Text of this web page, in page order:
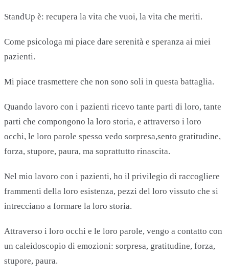
StandUp è: recupera la vita che vuoi, la vita che meriti.
Come psicologa mi piace dare serenità e speranza ai miei
pazienti.
Mi piace trasmettere che non sono soli in questa battaglia.
Quando lavoro con i pazienti ricevo tante parti di loro, tante
parti che compongono la loro storia, e attraverso i loro
occhi, le loro parole spesso vedo sorpresa,sento gratitudine,
forza, stupore, paura, ma soprattutto rinascita.
Nel mio lavoro con i pazienti, ho il privilegio di raccogliere
frammenti della loro esistenza, pezzi del loro vissuto che si
intrecciano a formare la loro storia.
Attraverso i loro occhi e le loro parole, vengo a contatto con
un caleidoscopio di emozioni: sorpresa, gratitudine, forza,
stupore, paura.